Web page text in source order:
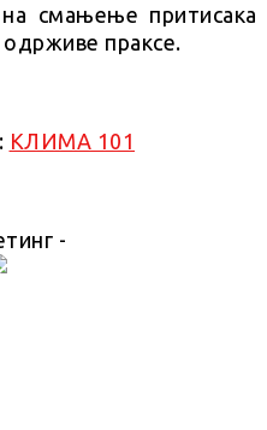
смањење притисака
праксе.
КЛИМА 101
-